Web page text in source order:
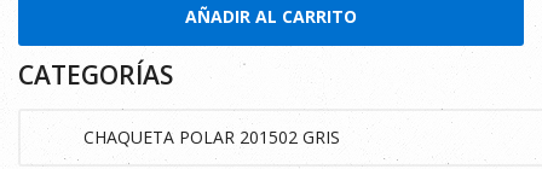
AÑADIR AL CARRITO
CATEGORÍAS